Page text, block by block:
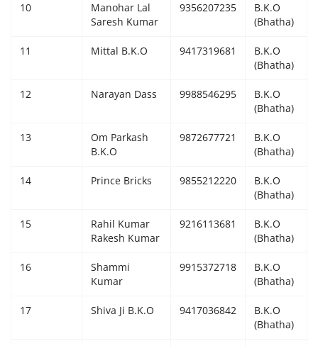
10
Manohar Lal
Saresh Kumar
9356207235
B.K.O
(Bhatha)
11 Mittal B.K.O 9417319681
B.K.O
(Bhatha)
12 Narayan Dass 9988546295
B.K.O
(Bhatha)
13
Om Parkash
B.K.O
9872677721
B.K.O
(Bhatha)
14 Prince Bricks 9855212220
B.K.O
(Bhatha)
15
Rahil Kumar
Rakesh Kumar
9216113681
B.K.O
(Bhatha)
16
Shammi
Kumar
9915372718
B.K.O
(Bhatha)
17 Shiva Ji B.K.O 9417036842
B.K.O
(Bhatha)